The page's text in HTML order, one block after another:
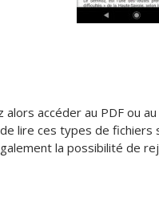
alors accéder au PDF ou
lire ces types de fichiers
la possibilité de